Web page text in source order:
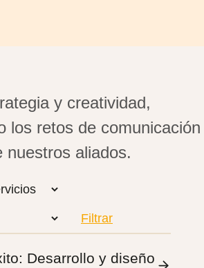
y creatividad,
los retos de comunicación
nuestros aliados.
Desarrollo y diseño